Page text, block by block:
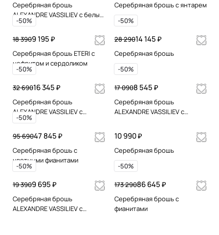
Серебряная брошь
ALEXANDRE VASSILIEV с белым
топазом и марказитами
Swarovski
Серебряная брошь с янтарем
-50%
9 195 ₽
18 390
Серебряная брошь ETERI с
нефритом и сердоликом
-50%
14 145 ₽
28 290
Серебряная брошь
-50%
16 345 ₽
32 690
Серебряная брошь
ALEXANDRE VASSILIEV с
гранатом и марказитами
Swarovski
-50%
8 545 ₽
17 090
Серебряная брошь
ALEXANDRE VASSILIEV с
микрожемчугом
-50%
47 845 ₽
95 690
Серебряная брошь с
цветными фианитами
10 990 ₽
Серебряная брошь
-50%
9 695 ₽
19 390
Серебряная брошь
ALEXANDRE VASSILIEV с
-50%
86 645 ₽
173 290
Серебряная брошь с
фианитами